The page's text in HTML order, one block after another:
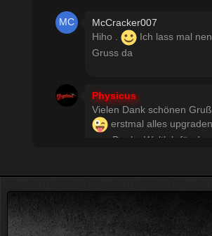
McCracker007
Hiho .
Ich lass mal
Gruss da
Physicus
Vielen Dank schönen
erstmal alles
usw Danke Woltlab für den
Twitch-Box 6.2.0 in Arbeit